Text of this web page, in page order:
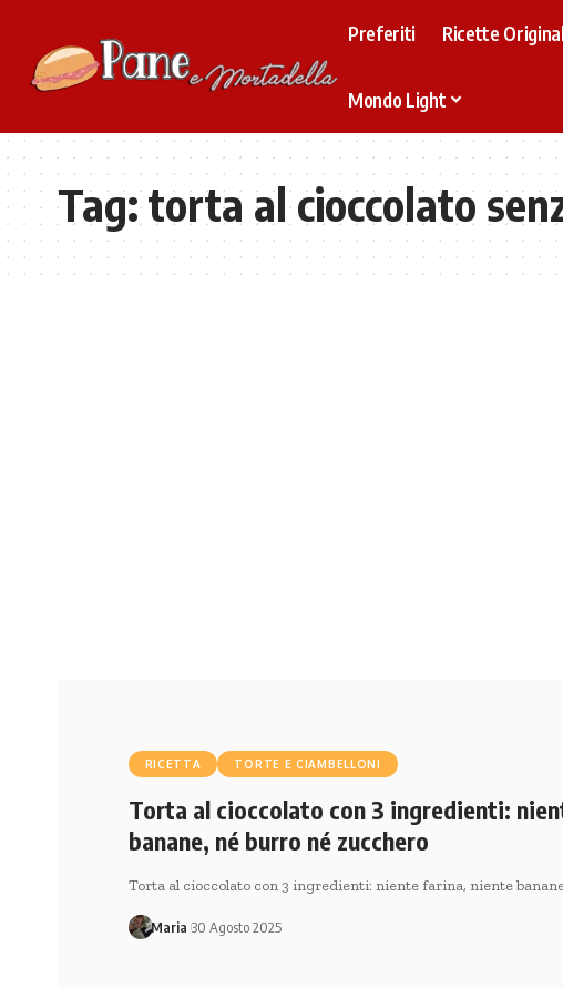
Preferiti Ricette
Mondo Light
Tag:torta al cioccolato
RICETTA TORTE E CIAMBELLONI
Torta al cioccolato con 3 ingredienti:
banane, né burro né zucchero
Torta al cioccolato con 3 ingredienti: niente farina, niente
Maria 30 Agosto 2025